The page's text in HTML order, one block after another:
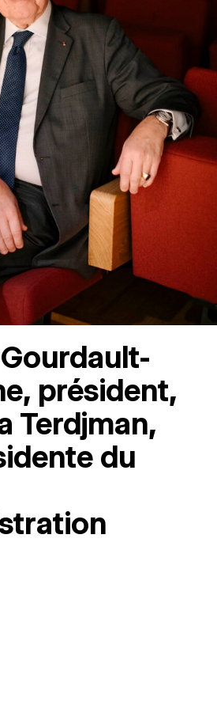
président,
Terdjman,
du